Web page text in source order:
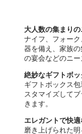
大人数の集まり
ナイフ、フォー
器を備え、家族
の宴会などのニー
絶妙なギフトボ
ギフトボックス
スタマイズして
きます。
エレガントで快
磨き上げられた